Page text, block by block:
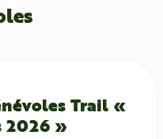
Trail «
2026 »